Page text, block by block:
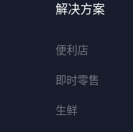
解决方案
便利店
即时零售
生鲜